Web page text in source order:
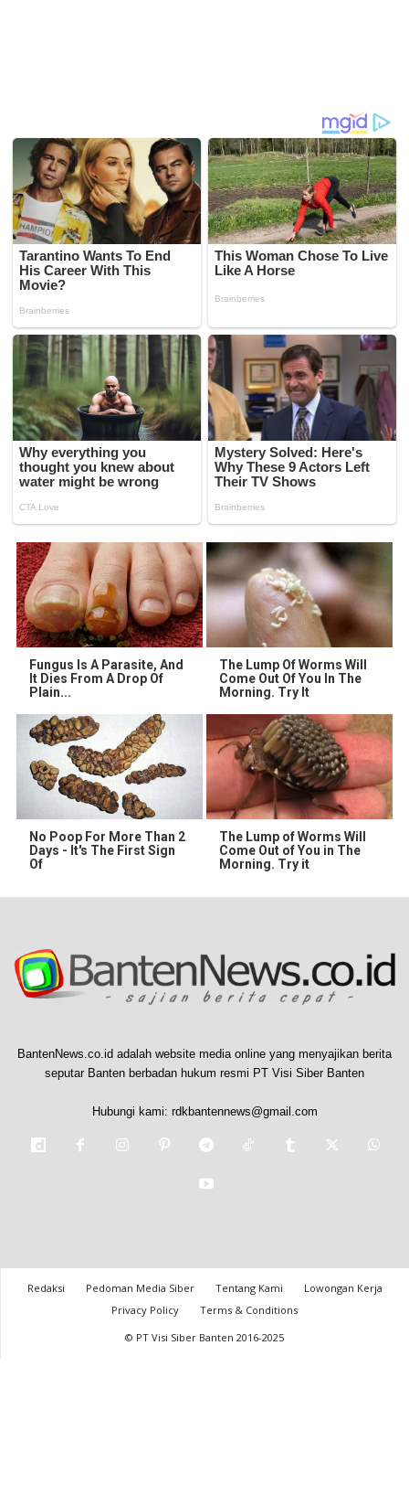
Fungus Is A Parasite, And
It Dies From A Drop Of
Plain...
The Lump Of Worms Will
Come Out Of You In The
Morning. Try It
No Poop For More Than 2
Days - It's The First Sign
Of
The Lump of Worms Will
Come Out of You in The
Morning. Try it
BantenNews.co.id adalah website media online yang menyajikan berita
seputar Banten berbadan hukum resmi PT Visi Siber Banten
Hubungi kami: rdkbantennews@gmail.com
Redaksi Pedoman Media Siber Tentang Kami
Lowongan Kerja
Privacy Policy
Terms & Conditions
© PT Visi Siber Banten 2016-2025